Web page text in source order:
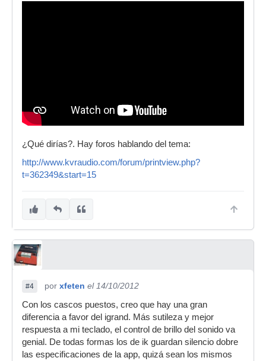
¿Qué dirías?. Hay foros hablando del tema:
http://www.kvraudio.com/forum/printview.php?
t=362349&start=15
#4 por xfeten el 14/10/2012
Con los cascos puestos, creo que hay una gran
diferencia a favor del igrand. Más sutileza y mejor
respuesta a mi teclado, el control de brillo del sonido va
genial. De todas formas los de ik guardan silencio dobre
las especificaciones de la app, quizá sean los mismos